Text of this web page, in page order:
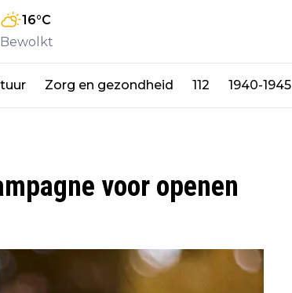
16°C
Bewolkt
Zorg en gezondheid 112 1940-1945
voor openen